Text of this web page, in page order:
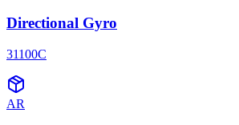
Directional Gyro
31100C
AR